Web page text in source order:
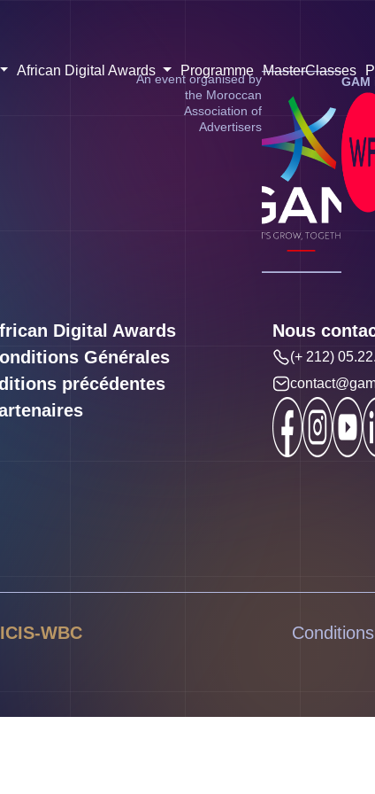
African Digital Awards Programme MasterClasses
An event organised by
the Moroccan
Association of
Advertisers
GAM
Digital Awards
Générales
précédentes
Nous
(+ 212)
WBC